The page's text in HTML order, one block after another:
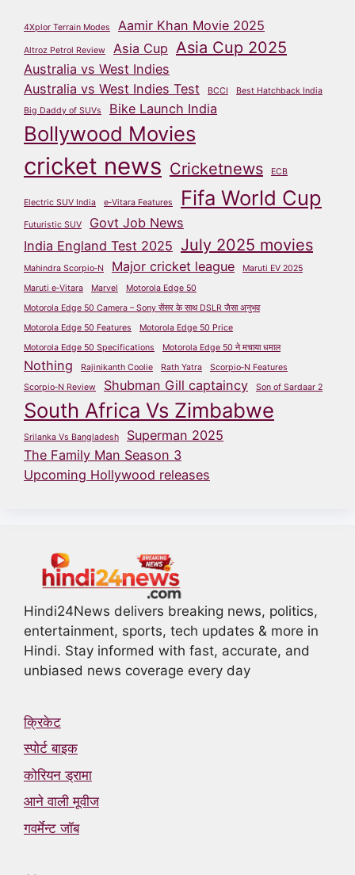
4Xplor Terrain Modes Aamir Khan Movie 2025
Altroz Petrol Review Asia Cup Asia Cup 2025
Australia vs West Indies
Australia vs West Indies Test
BCCI
Best Hatchback India
Big Daddy of SUVs
Bike Launch India
Bollywood Movies
cricket news Cricketnews ECB
Electric SUV India e‑Vitara Features Fifa World Cup
Futuristic SUV
Govt Job News
India England Test 2025 July 2025 movies
Mahindra Scorpio‑N Major cricket league
Maruti EV 2025
Maruti e‑Vitara
Marvel
Motorola Edge 50
Motorola Edge 50 Camera – Sony सेंसर के साथ DSLR जैसा अनुभव
Motorola Edge 50 Features
Motorola Edge 50 Price
Motorola Edge 50 Specifications
Motorola Edge 50 ने मचाया धमाल
Nothing Rajinikanth Coolie Rath Yatra
Scorpio‑N Features
Scorpio‑N Review
Shubman Gill captaincy Son of Sardaar 2
South Africa Vs Zimbabwe
Srilanka Vs Bangladesh
Superman 2025
The Family Man Season 3
Upcoming Hollywood releases
Hindi24News delivers breaking news, politics,
entertainment, sports, tech updates & more in
Hindi. Stay informed with fast, accurate, and
unbiased news coverage every day
क्रिकेट
स्पोर्ट बाइक
कोरियन ड्रामा
आने वाली मूवीज
गवर्मेन्ट जॉब